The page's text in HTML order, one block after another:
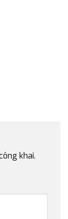
khai.